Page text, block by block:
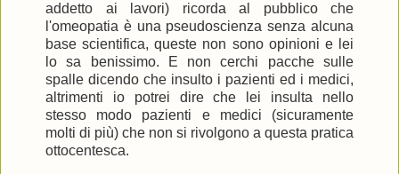
addetto ai lavori) ricorda al pubblico che
l'omeopatia è una pseudoscienza senza alcuna
base scientifica, queste non sono opinioni e lei
lo sa benissimo. E non cerchi pacche sulle
spalle dicendo che insulto i pazienti ed i medici,
altrimenti io potrei dire che lei insulta nello
stesso modo pazienti e medici (sicuramente
molti di più) che non si rivolgono a questa pratica
ottocentesca.